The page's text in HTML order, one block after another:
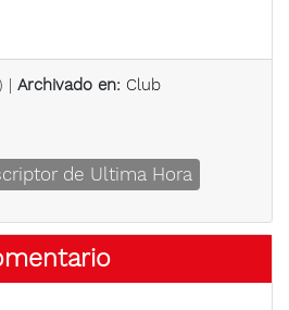
| Archivado en: Club
de Ultima Hora